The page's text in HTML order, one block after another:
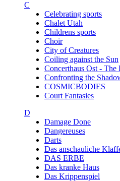
C
Celebrating sports
Chalet Utah
Childrens sports
Choir
City of Creatures
Coiling against the Sun
Concerthaus Ost -
Confronting the
COSMICBODIES
Court Fantasies
D
Damage Done
Dangereuses
Darts
Das anschauliche
DAS ERBE
Das kranke Haus
Das Krippenspiel